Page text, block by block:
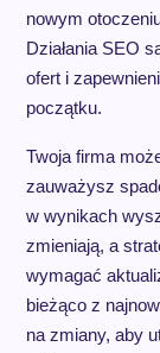
nowym
Działania SEO
ofert i
początku.
Twoja firma
zauważysz
w wynikach
zmieniają, a
wymagać
bieżąco z
na zmiany, aby